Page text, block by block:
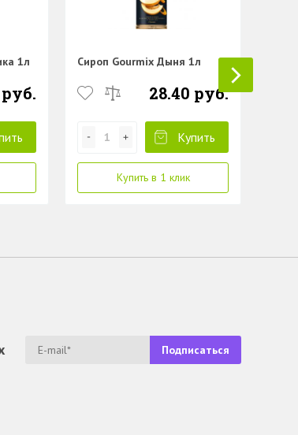
1л Сироп Gourmix Дыня 1л
28.40 руб.
Купить
Купить в 1 клик